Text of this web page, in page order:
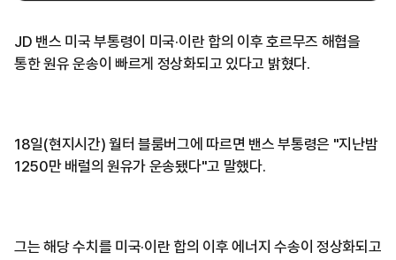
JD 밴스 미국 부통령이 미국·이란 합의 이후 호르무즈 해협을
통한 원유 운송이 빠르게 정상화되고 있다고 밝혔다.
18일(현지시간) 월터 블룸버그에 따르면 밴스 부통령은 "지난밤
1250만 배럴의 원유가 운송됐다"고 말했다.
그는 해당 수치를 미국·이란 합의 이후 에너지 수송이 정상화되고